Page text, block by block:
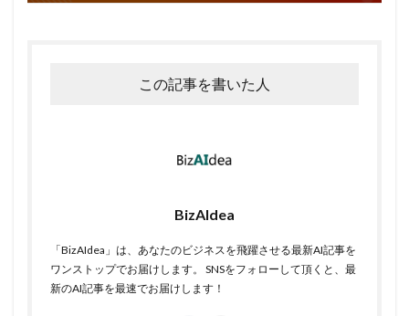
この記事を書いた人
BizAIdea
「BizAIdea」は、あなたのビジネスを飛躍させる最新AI記事を
ワンストップでお届けします。 SNSをフォローして頂くと、最
新のAI記事を最速でお届けします！